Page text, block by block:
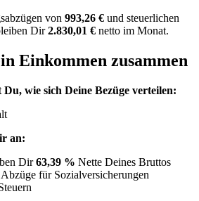
von 993,26 € und steuerlichen
Dir2.830,01 € netto im Monat.
Einkommen zusammen
wie sich Deine Bezüge verteilen:
an:
Dir63,39 % Nette Deines Bruttos
Abzüge für Sozialversicherungen